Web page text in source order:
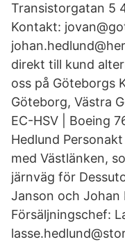
Transistorgatan 5
Kontakt:
direkt till kund
oss på Göteborgs
Göteborg, Västra
EC-HSV | Boeing
Hedlund
med Västlänken,
järnväg för
Janson och Johan
Försäljningschef: